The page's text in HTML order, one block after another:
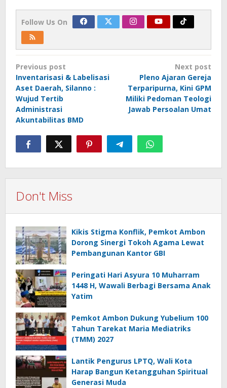
Follow Us On
Post
navigation
Previous post
Inventarisasi & Labelisasi
Aset Daerah, Silanno :
Wujud Tertib
Administrasi
Akuntabilitas BMD
Next post
Pleno Ajaran Gereja
Terparipurna, Kini GPM
Miliki Pedoman Teologi
Jawab Persoalan Umat
Don't Miss
Kikis Stigma Konflik, Pemkot Ambon
Dorong Sinergi Tokoh Agama Lewat
Pembangunan Kantor GBI
Peringati Hari Asyura 10 Muharram
1448 H, Wawali Berbagi Bersama Anak
Yatim
Pemkot Ambon Dukung Yubelium 100
Tahun Tarekat Maria Mediatriks
(TMM) 2027
Lantik Pengurus LPTQ, Wali Kota
Harap Bangun Ketangguhan Spiritual
Generasi Muda